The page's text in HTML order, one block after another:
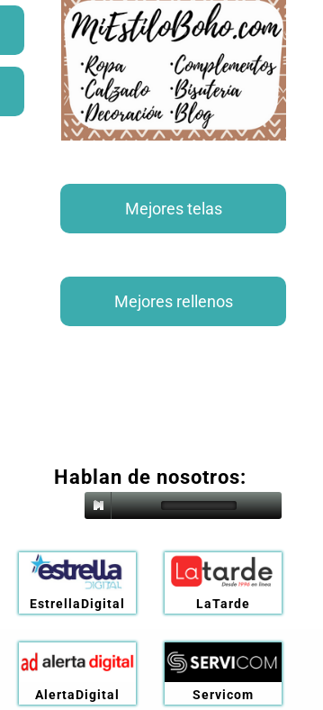
Mejores telas
Mejores rellenos
Hablan de nosotros:
EstrellaDigital LaTarde
AlertaDigital Servicom